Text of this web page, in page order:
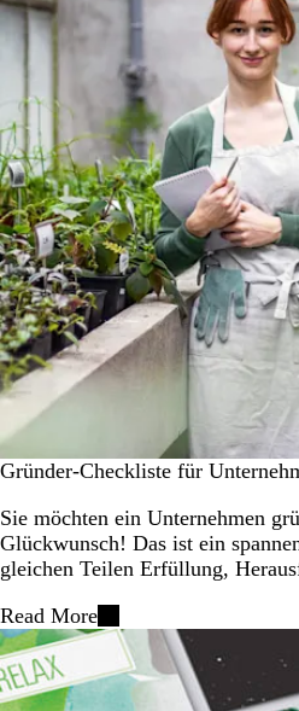
Gründer-Checkliste für
Sie möchten ein Unternehmen
Glückwunsch! Das ist ein
gleichen Teilen Erfüllung,
Read More